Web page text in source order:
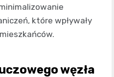
które wpływały
węzła